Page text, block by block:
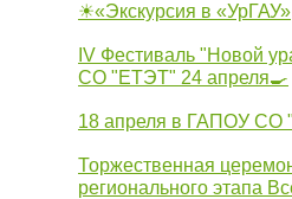
☀«Экскурсия в «УрГАУ»
IV Фестиваль "Новой
СО "ЕТЭТ" 24 апреля🍳
18 апреля в ГАПОУ СО
Торжественная
регионального этапа